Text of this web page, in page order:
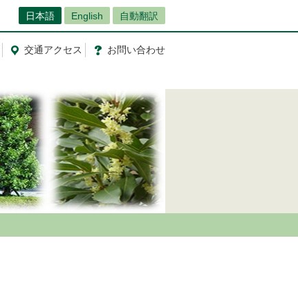
日本語 English 自動翻訳
交通アクセス お問い合わせ